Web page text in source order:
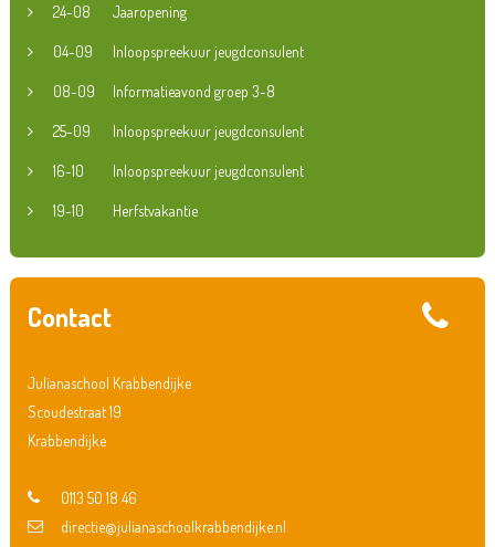
24-08 Jaaropening
04-09 Inloopspreekuur jeugdconsulent
08-09 Informatieavond groep 3-8
25-09 Inloopspreekuur jeugdconsulent
16-10 Inloopspreekuur jeugdconsulent
19-10 Herfstvakantie
Contact
Julianaschool Krabbendijke
Scoudestraat 19
Krabbendijke
0113 50 18 46
directie@julianaschoolkrabbendijke.nl